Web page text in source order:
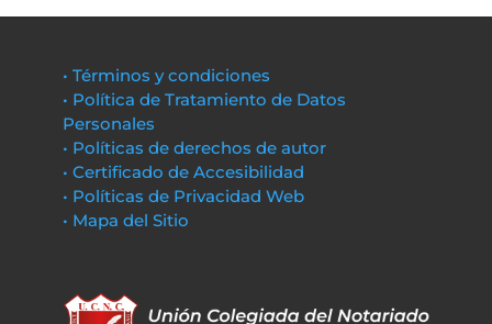
• Términos y condiciones
• Política de Tratamiento de Datos
Personales
• Políticas de derechos de autor
• Certificado de Accesibilidad
• Políticas de Privacidad Web
• Mapa del Sitio